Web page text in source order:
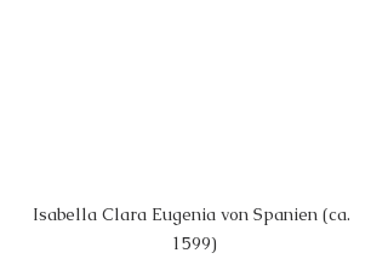
Isabella Clara Eugenia von Spanien (ca.
1599)